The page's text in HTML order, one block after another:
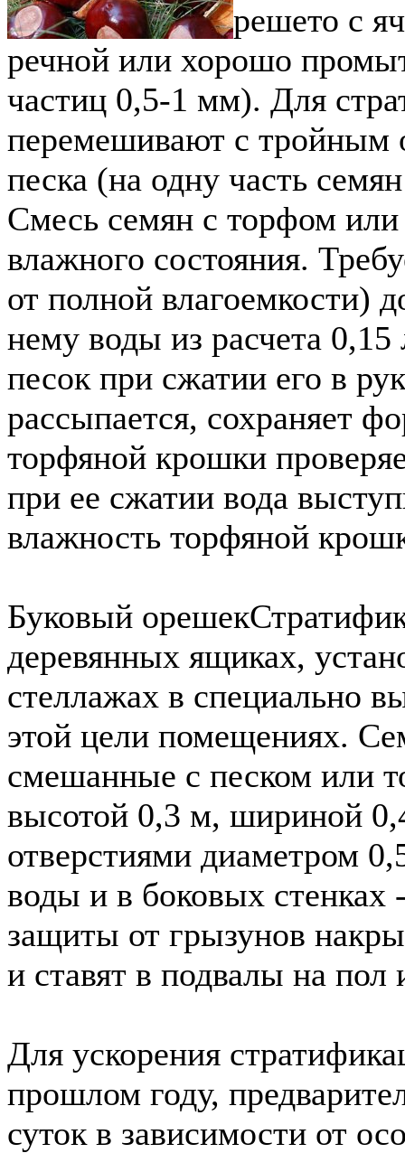
решето с
речной или хорошо
частиц 0,5-1 мм). Для
перемешивают с тройным
песка (на одну часть
Смесь семян с торфом
влажного состояния.
от полной влагоемкости)
нему воды из расчета
песок при сжатии его в
рассыпается, сохраняет
торфяной крошки
при ее сжатии вода
влажность торфяной
Буковый орешек
деревянных ящиках,
стеллажах в специально
этой цели помещениях.
смешанные с песком или
высотой 0,3 м, шириной
отверстиями диаметром
воды и в боковых стенках
защиты от грызунов
и ставят в подвалы на пол
Для ускорения
прошлом году,
суток в зависимости от